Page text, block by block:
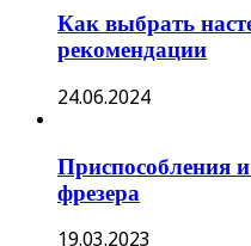
Как выбрать
рекомендации
24.06.2024
Приспособления
фрезера
19.03.2023